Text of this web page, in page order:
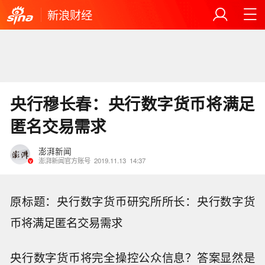
新浪财经
央行穆长春：央行数字货币将满足
匿名交易需求
澎湃新闻
澎湃新闻官方账号 2019.11.13 14:37
原标题：央行数字货币研究所所长：央行数字货
币将满足匿名交易需求
央行数字货币将完全操控公众信息？答案显然是